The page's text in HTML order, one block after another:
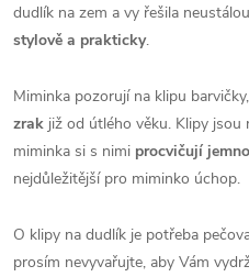
dudlík na zem a vy řešila
stylově a prakticky.
Miminka pozorují na klipu
zrak již od útlého věku. Klipy jsou
miminka si s nimi procvičují
nejdůležitější pro miminko úchop.
O klipy na dudlík je potřeba
prosím nevyvařujte, aby Vám